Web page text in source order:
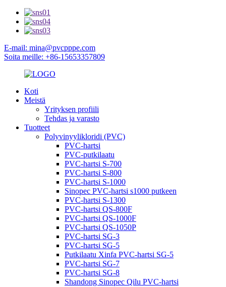
E-mail: mina@pvcpppe.com
Soita meille: +86-15653357809
Koti
Meistä
Yrityksen profiili
Tehdas ja varasto
Tuotteet
Polyvinyylikloridi (PVC)
PVC-hartsi
PVC-putkilaatu
PVC-hartsi S-700
PVC-hartsi S-800
PVC-hartsi S-1000
Sinopec PVC-hartsi s1000 putkeen
PVC-hartsi S-1300
PVC-hartsi QS-800F
PVC-hartsi QS-1000F
PVC-hartsi QS-1050P
PVC-hartsi SG-3
PVC-hartsi SG-5
Putkilaatu Xinfa PVC-hartsi SG-5
PVC-hartsi SG-7
PVC-hartsi SG-8
Shandong Sinopec Qilu PVC-hartsi